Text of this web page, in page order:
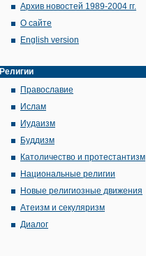
Архив новостей 1989-2004 гг.
О сайте
English version
Религии
Православие
Ислам
Иудаизм
Буддизм
Католичество и протестантизм
Национальные религии
Новые религиозные движения
Атеизм и секуляризм
Диалог